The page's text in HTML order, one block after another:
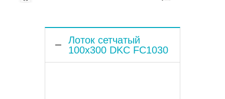
Лоток сетчатый
100x300 DKC FC1030